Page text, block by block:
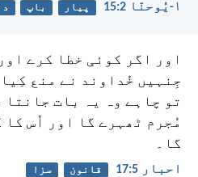
۱-یُوحنّا 2:‏15 پیار باپ
اور اگر کوئی خطا کرے
جِنہیں خُداوند نے منع
تو چاہے وہ یہ بات جانتا
مُجرم ٹھہرے گا اور اُس
گا۔
احبار 5:‏17 قانون سزا